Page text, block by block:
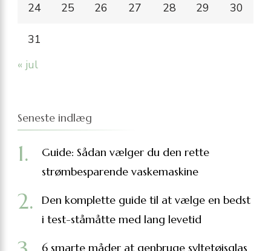
24 25 26 27 28 29 30
31
« jul
Seneste indlæg
Guide: Sådan vælger du den rette
strømbesparende vaskemaskine
Den komplette guide til at vælge en bedst
i test-ståmåtte med lang levetid
6 smarte måder at genbruge syltetøjsglas